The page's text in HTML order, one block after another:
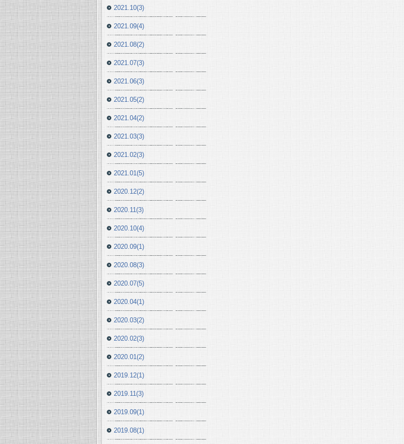
2021.10(3)
2021.09(4)
2021.08(2)
2021.07(3)
2021.06(3)
2021.05(2)
2021.04(2)
2021.03(3)
2021.02(3)
2021.01(5)
2020.12(2)
2020.11(3)
2020.10(4)
2020.09(1)
2020.08(3)
2020.07(5)
2020.04(1)
2020.03(2)
2020.02(3)
2020.01(2)
2019.12(1)
2019.11(3)
2019.09(1)
2019.08(1)